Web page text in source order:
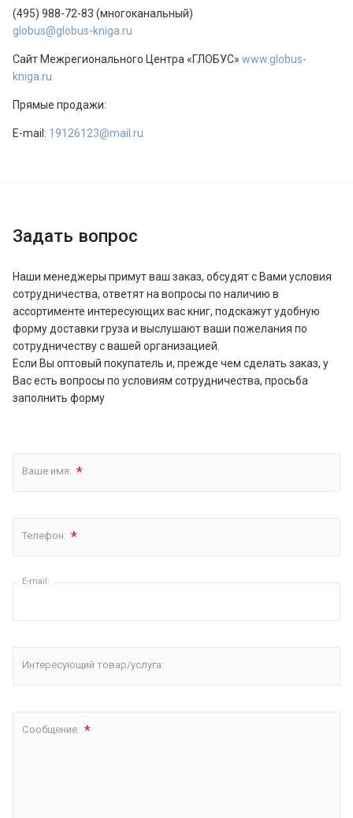
(495) 988-72-83 (многоканальный)
globus@globus-kniga.ru
Сайт Межрегионального Центра «ГЛОБУС» www.globus-
kniga.ru
Прямые продажи:
E-mail: 19126123@mail.ru
Задать вопрос
Наши менеджеры примут ваш заказ, обсудят с Вами условия
сотрудничества, ответят на вопросы по наличию в
ассортименте интересующих вас книг, подскажут удобную
форму доставки груза и выслушают ваши пожелания по
сотрудничеству с вашей организацией.
Если Вы оптовый покупатель и, прежде чем сделать заказ, у
Вас есть вопросы по условиям сотрудничества, просьба
заполнить форму
Ваше имя: *
Телефон: *
E-mail:
Интересующий товар/услуга:
Сообщение: *